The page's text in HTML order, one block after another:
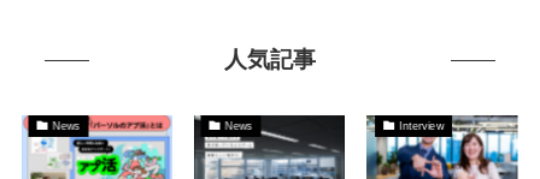
人気記事
News News Interview